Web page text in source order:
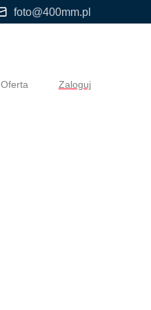
foto@400mm.pl
Oferta Zaloguj